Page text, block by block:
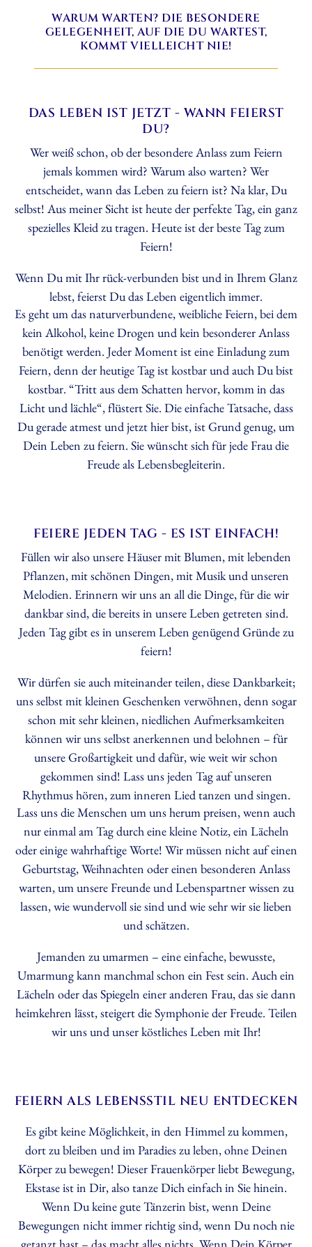
WARUM WARTEN? DIE BESONDERE
GELEGENHEIT, AUF DIE DU WARTEST,
KOMMT VIELLEICHT NIE!
DAS LEBEN IST JETZT - WANN FEIERST
DU?
Wer weiß schon, ob der besondere Anlass zum Feiern
jemals kommen wird? Warum also warten? Wer
entscheidet, wann das Leben zu feiern ist? Na klar, Du
selbst! Aus meiner Sicht ist heute der perfekte Tag, ein ganz
spezielles Kleid zu tragen. Heute ist der beste Tag zum
Feiern!
Wenn Du mit Ihr rück-verbunden bist und in Ihrem Glanz
lebst, feierst Du das Leben eigentlich immer.
Es geht um das naturverbundene, weibliche Feiern, bei dem
kein Alkohol, keine Drogen und kein besonderer Anlass
benötigt werden. Jeder Moment ist eine Einladung zum
Feiern, denn der heutige Tag ist kostbar und auch Du bist
kostbar. “Tritt aus dem Schatten hervor, komm in das
Licht und lächle“, flüstert Sie. Die einfache Tatsache, dass
Du gerade atmest und jetzt hier bist, ist Grund genug, um
Dein Leben zu feiern. Sie wünscht sich für jede Frau die
Freude als Lebensbegleiterin.
FEIERE JEDEN TAG - ES IST EINFACH!
Füllen wir also unsere Häuser mit Blumen, mit lebenden
Pflanzen, mit schönen Dingen, mit Musik und unseren
Melodien. Erinnern wir uns an all die Dinge, für die wir
dankbar sind, die bereits in unsere Leben getreten sind.
Jeden Tag gibt es in unserem Leben genügend Gründe zu
feiern!
Wir dürfen sie auch miteinander teilen, diese Dankbarkeit;
uns selbst mit kleinen Geschenken verwöhnen, denn sogar
schon mit sehr kleinen, niedlichen Aufmerksamkeiten
können wir uns selbst anerkennen und belohnen – für
unsere Großartigkeit und dafür, wie weit wir schon
gekommen sind! Lass uns jeden Tag auf unseren
Rhythmus hören, zum inneren Lied tanzen und singen.
Lass uns die Menschen um uns herum preisen, wenn auch
nur einmal am Tag durch eine kleine Notiz, ein Lächeln
oder einige wahrhaftige Worte! Wir müssen nicht auf einen
Geburtstag, Weihnachten oder einen besonderen Anlass
warten, um unsere Freunde und Lebenspartner wissen zu
lassen, wie wundervoll sie sind und wie sehr wir sie lieben
und schätzen.
Jemanden zu umarmen – eine einfache, bewusste,
Umarmung kann manchmal schon ein Fest sein. Auch ein
Lächeln oder das Spiegeln einer anderen Frau, das sie dann
heimkehren lässt, steigert die Symphonie der Freude. Teilen
wir uns und unser köstliches Leben mit Ihr!
FEIERN ALS LEBENSSTIL NEU ENTDECKEN
Es gibt keine Möglichkeit, in den Himmel zu kommen,
dort zu bleiben und im Paradies zu leben, ohne Deinen
Körper zu bewegen! Dieser Frauenkörper liebt Bewegung,
Ekstase ist in Dir, also tanze Dich einfach in Sie hinein.
Wenn Du keine gute Tänzerin bist, wenn Deine
Bewegungen nicht immer richtig sind, wenn Du noch nie